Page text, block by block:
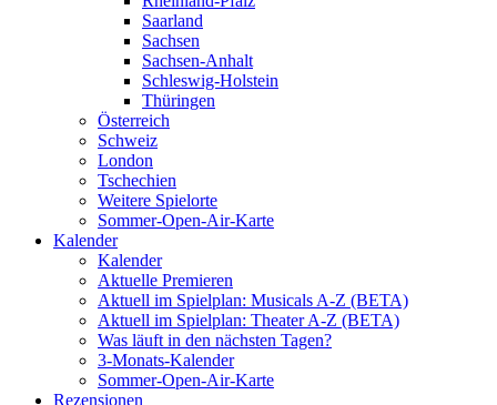
Saarland
Sachsen
Sachsen-Anhalt
Schleswig-Holstein
Thüringen
Österreich
Schweiz
London
Tschechien
Weitere Spielorte
Sommer-Open-Air-Karte
Kalender
Kalender
Aktuelle Premieren
Aktuell im Spielplan: Musicals A-Z (BETA)
Aktuell im Spielplan: Theater A-Z (BETA)
Was läuft in den nächsten Tagen?
3-Monats-Kalender
Sommer-Open-Air-Karte
Rezensionen